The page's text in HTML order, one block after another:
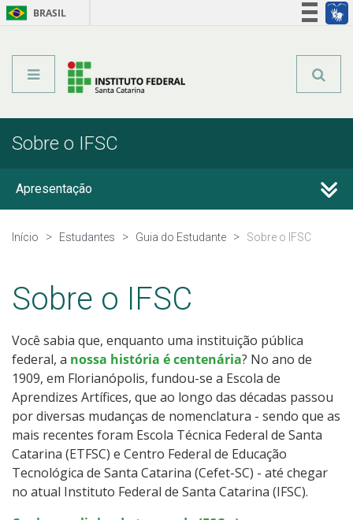
BRASIL
Sobre o IFSC
Apresentação
Sobre o IFSC
Normas
Biblioteca
Apoio aos estudantes
Portal do aluno
Oportunidades
Início Estudantes Guia do Estudante Sobre o IFSC
Sobre o IFSC
Você sabia que, enquanto uma instituição pública
federal, a nossa história é centenária? No ano de
1909, em Florianópolis, fundou-se a Escola de
Aprendizes Artífices, que ao longo das décadas passou
por diversas mudanças de nomenclatura - sendo que as
mais recentes foram Escola Técnica Federal de Santa
Catarina (ETFSC) e Centro Federal de Educação
Tecnológica de Santa Catarina (Cefet-SC) - até chegar
no atual Instituto Federal de Santa Catarina (IFSC).